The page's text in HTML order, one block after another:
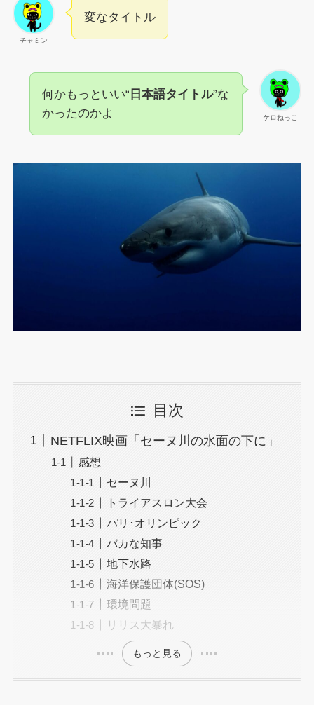
チャミン
変なタイトル
ケロねっこ
何かもっといい“ 日本語タイトル”な
かったのかよ
目次
NETFLIX映画「セーヌ川の水面の下に」
感想
セーヌ川
トライアスロン大会
パリ･オリンピック
バカな知事
地下水路
海洋保護団体(SOS)
環境問題
リリス大暴れ
もっと見る